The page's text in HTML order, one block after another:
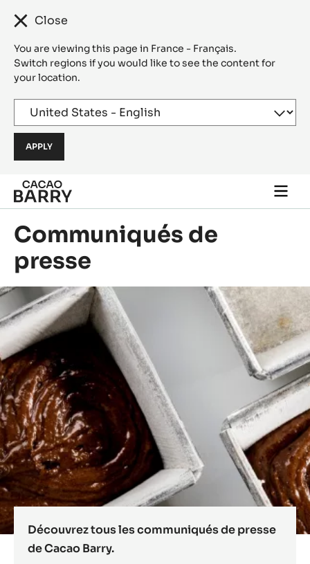
Close
You are viewing this page in France - Français.
Switch regions if you would like to see the content for
your location.
Skip to main content
main
Communiqués de
presse
Découvrez tous les communiqués de presse
de Cacao Barry.